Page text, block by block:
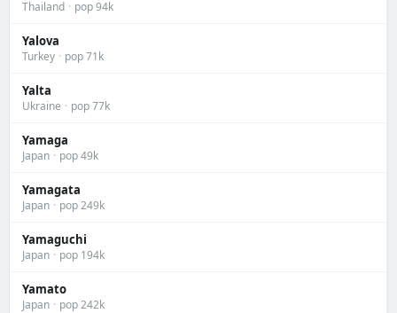
Thailand · pop 94k
Yalova
Turkey · pop 71k
Yalta
Ukraine · pop 77k
Yamaga
Japan · pop 49k
Yamagata
Japan · pop 249k
Yamaguchi
Japan · pop 194k
Yamato
Japan · pop 242k